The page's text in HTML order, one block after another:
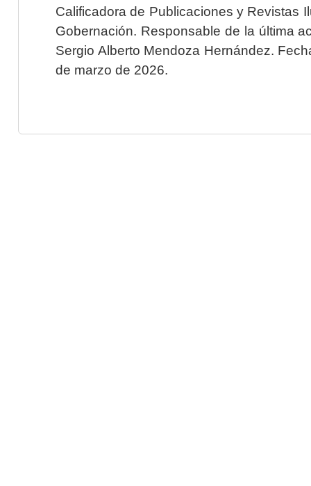
Calificadora de Publicaciones y Revistas
Gobernación. Responsable de la última
Sergio Alberto Mendoza Hernández.
de marzo de 2026.